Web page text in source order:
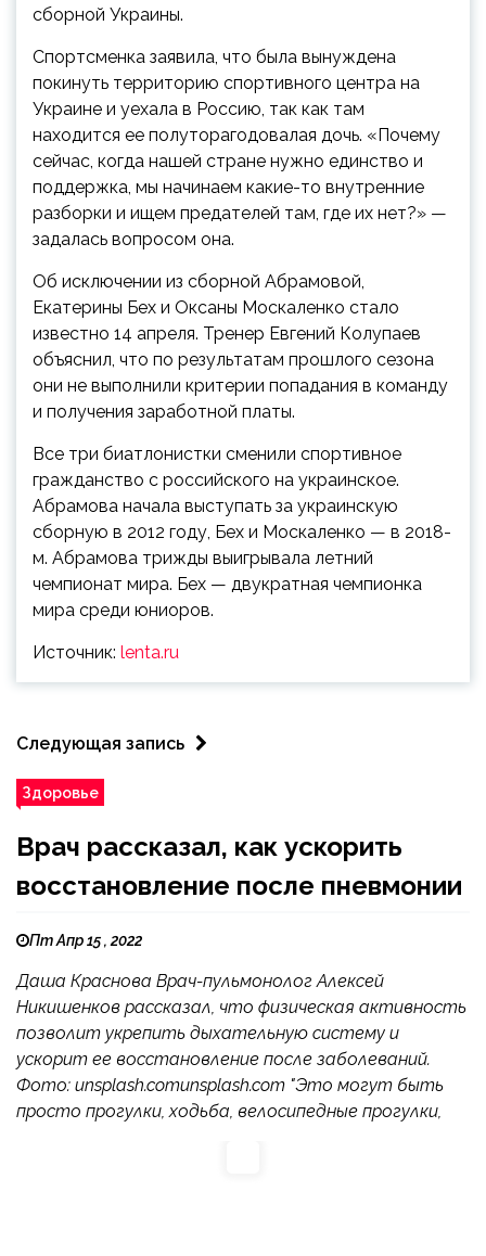
сборной Украины.
Спортсменка заявила, что была вынуждена
покинуть территорию спортивного центра на
Украине и уехала в Россию, так как там
находится ее полуторагодовалая дочь. «Почему
сейчас, когда нашей стране нужно единство и
поддержка, мы начинаем какие-то внутренние
разборки и ищем предателей там, где их нет?» —
задалась вопросом она.
Об исключении из сборной Абрамовой,
Екатерины Бех и Оксаны Москаленко стало
известно 14 апреля. Тренер Евгений Колупаев
объяснил, что по результатам прошлого сезона
они не выполнили критерии попадания в команду
и получения заработной платы.
Все три биатлонистки сменили спортивное
гражданство с российского на украинское.
Абрамова начала выступать за украинскую
сборную в 2012 году, Бех и Москаленко — в 2018-
м. Абрамова трижды выигрывала летний
чемпионат мира. Бех — двукратная чемпионка
мира среди юниоров.
Источник: lenta.ru
Следующая запись
Здоровье
Врач рассказал, как ускорить
восстановление после пневмонии
Пт Апр 15 , 2022
Даша Краснова Врач-пульмонолог Алексей
Никишенков рассказал, что физическая активность
позволит укрепить дыхательную систему и
ускорит ее восстановление после заболеваний.
Фото: unsplash.comunsplash.com "Это могут быть
просто прогулки, ходьба, велосипедные прогулки,